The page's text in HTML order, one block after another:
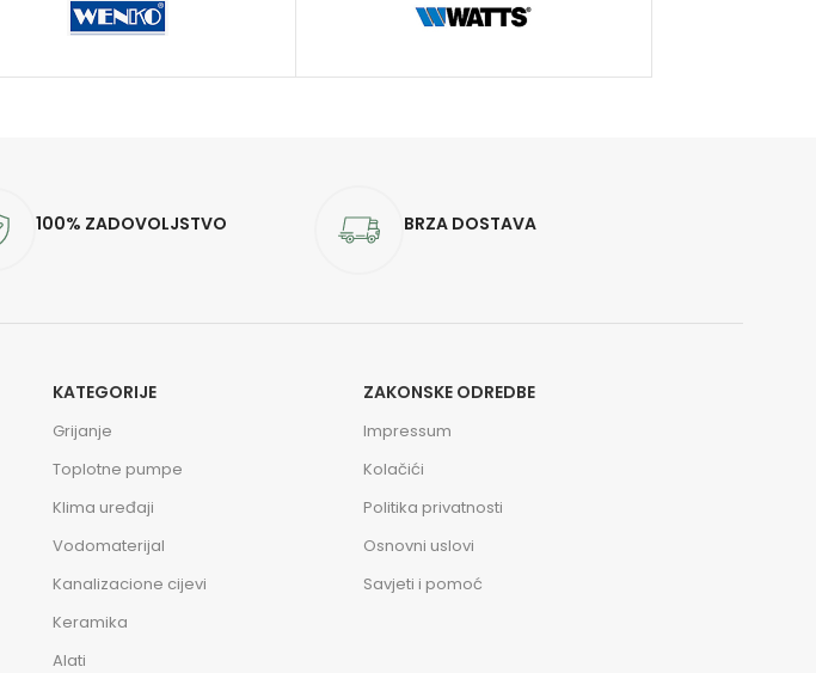
100% ZADOVOLJSTVO BRZA DOSTAVA
KATEGORIJE
Grijanje
Toplotne pumpe
Klima uređaji
Vodomaterijal
Kanalizacione cijevi
Keramika
Alati
ZAKONSKE ODREDBE
Impressum
Kolačići
Politika privatnosti
Osnovni uslovi
Savjeti i pomoć